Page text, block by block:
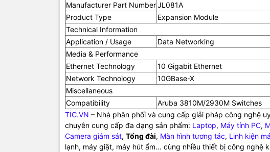
Manufacturer Part NumberJL081A
Product Type
Expansion Module
Technical Information
Application / Usage
Data Networking
Media & Performance
Ethernet Technology
10 Gigabit Ethernet
Network Technology
10GBase-X
Miscellaneous
Compatibility
Aruba 3810M/2930M Switches
TIC.VN – Nhà phân phối và cung cấp giải pháp công nghệ
chuyên cung cấp đa dạng sản phẩm: Laptop, Máy tính PC,
Camera giám sát, Tổng đài, Màn hình tương tác, Linh kiện
lạnh, máy giặt, máy hút ẩm... cùng nhiều thiết bị công nghệ